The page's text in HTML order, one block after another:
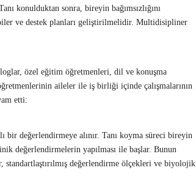
konulduktan sonra, bireyin bağımsızlığını
ve destek planları geliştirilmelidir. Multidisipliner
özel eğitim öğretmenleri, dil ve konuşma
aileler ile iş birliği içinde çalışmalarının
etti:
bir değerlendirmeye alınır. Tanı koyma süreci bireyin
değerlendirmelerin yapılması ile başlar. Bunun
değerlendirme ölçekleri ve biyolojik